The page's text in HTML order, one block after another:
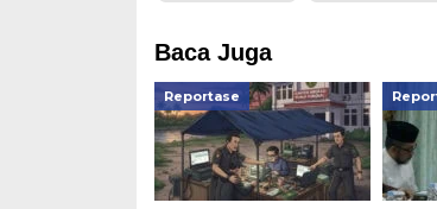
Baca Juga
Reportase